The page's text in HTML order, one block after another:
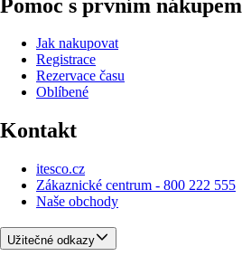
Pomoc s prvním nákupem
Jak nakupovat
Registrace
Rezervace času
Oblíbené
Kontakt
itesco.cz
Zákaznické centrum - 800 222 555
Naše obchody
Užitečné odkazy